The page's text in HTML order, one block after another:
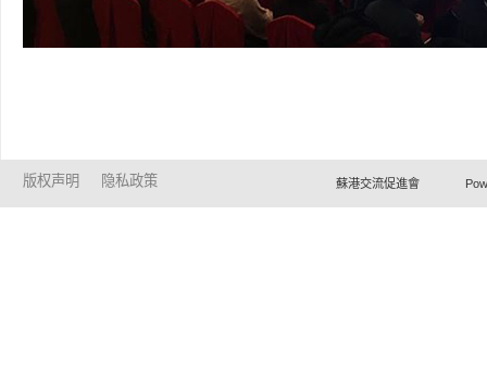
版权声明 隐私政策 蘇港交流促進會